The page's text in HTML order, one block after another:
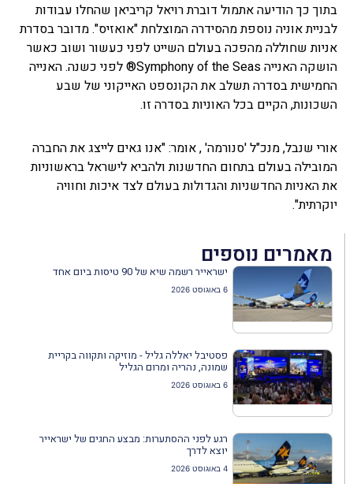
בתוך כך הודיעה אתמול דוברת רויאל קריביאן שהחלו עבודות
לבניית אוניה נוספת מהסידרה המוצלחת "אואזיס". מדובר בסדרת
אניות שחוללה מהפכה בעולם השייט לפני כעשור ושוב כאשר
הושקה האנייה Symphony of the Seas® לפני כשנה. האנייה
החמישית בסדרה תשלב את הקונספט האייקוני של שבע
השכונות, הקיים בכל האוניות בסדרה זו.
אורי שנבל, מנכ"ל 'סנורמה' , אומר: "אנו גאים לייצג את החברה
המובילה בעולם בתחום החדשנות ולהביא לישראל בראשוניות
את האניות החדשניות והגדולות בעולם לצד איכות וחוויה
יוקרתית".
מאמרים נוספים
ישראייר רשמה שיא של 90 טיסות ביום אחד
6 באוגוסט 2026
פסטיבל יאללה גליל - מוזיקה ותקווה בקריית
שמונה, נהריה ומרום הגליל
6 באוגוסט 2026
רגע לפני ההסתערות: מבצע החגים של ישראייר
יוצא לדרך
4 באוגוסט 2026